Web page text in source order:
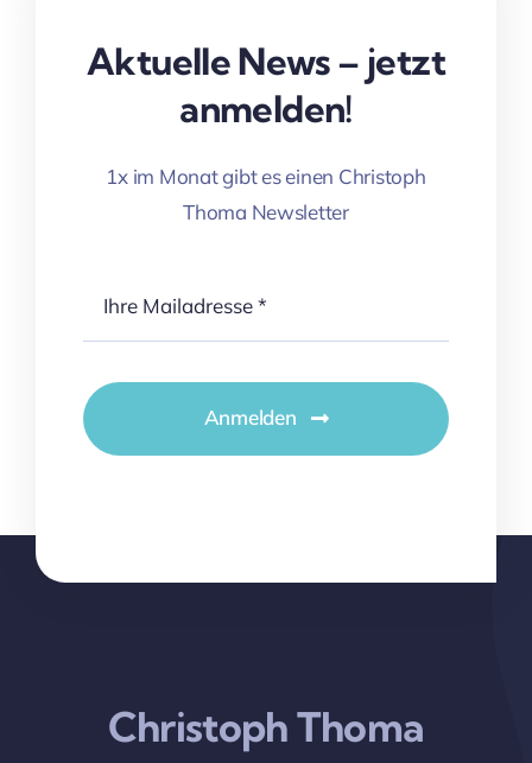
Aktuelle News – jetzt
anmelden!
1x im Monat gibt es einen Christoph
Thoma Newsletter
Anmelden
Christoph Thoma